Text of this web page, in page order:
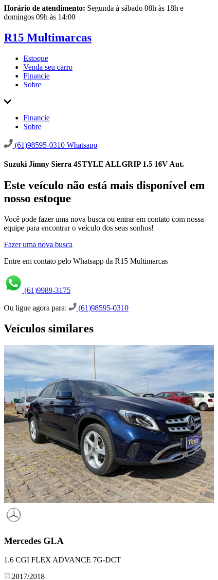
Horário de atendimento: Segunda á sábado 08h às 18h e
domingos 09h às 14:00
R15 Multimarcas
Estoque
Venda seu carro
Financie
Sobre
Financie
Sobre
(61)98595-0310 Whatsapp
Suzuki Jimny Sierra 4STYLE ALLGRIP 1.5 16V Aut.
Este veículo não está mais disponível em
nosso estoque
Você pode fazer uma nova busca ou entrar em contato com nossa
equipe para encontrar o veículo dos seus sonhos!
Fazer uma nova busca
Entre em contato pelo Whatsapp da R15 Multimarcas
(61)9989-3175
Ou ligue agora para: (61)98595-0310
Veículos similares
Mercedes GLA
1.6 CGI FLEX ADVANCE 7G-DCT
2017/2018